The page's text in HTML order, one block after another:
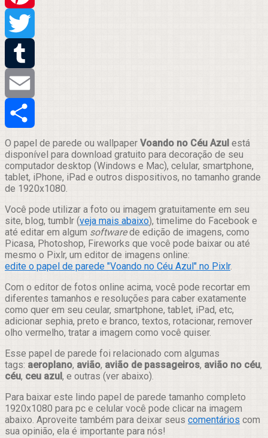
Pinterest
Twitter
Tumblr
Email
Compartilhar
O papel de parede ou wallpaper Voando no Céu Azul está
disponível para download gratuito para decoração de seu
computador desktop (Windows e Mac), celular, smartphone,
tablet, iPhone, iPad e outros dispositivos, no tamanho grande
de 1920x1080.
Você pode utilizar a foto ou imagem gratuitamente em seu
site, blog, tumblr (veja mais abaixo), timelime do Facebook e
até editar em algum softwarede edição de imagens, como
Picasa, Photoshop, Fireworks que você pode baixar ou até
mesmo o Pixlr, um editor de imagens online:
edite o papel de parede "Voando no Céu Azul" no Pixlr.
Com o editor de fotos online acima, você pode recortar em
diferentes tamanhos e resoluções para caber exatamente
como quer em seu ceular, smartphone, tablet, iPad, etc,
adicionar sephia, preto e branco, textos, rotacionar, remover
olho vermelho, tratar a imagem como você quiser.
Esse papel de parede foi relacionado com algumas
tags: aeroplano, avião, avião de passageiros, avião no céu,
céu, ceu azul, e outras (ver abaixo).
Para baixar este lindo papel de parede tamanho completo
1920x1080 para pc e celular você pode clicar na imagem
abaixo. Aproveite também para deixar seus comentários com
sua opinião, ela é importante para nós!